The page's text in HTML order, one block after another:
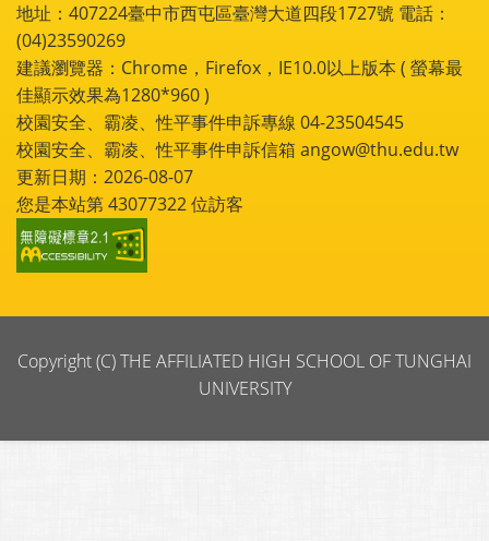
地址：407224臺中市西屯區臺灣大道四段1727號 電話：
(04)23590269
建議瀏覽器：Chrome，Firefox，IE10.0以上版本 ( 螢幕最
佳顯示效果為1280*960 )
校園安全、霸凌、性平事件申訴專線 04-23504545
校園安全、霸凌、性平事件申訴信箱 angow@thu.edu.tw
更新日期：2026-08-07
您是本站第43077322位訪客
Copyright (C) THE AFFILIATED HIGH SCHOOL OF TUNGHAI
UNIVERSITY